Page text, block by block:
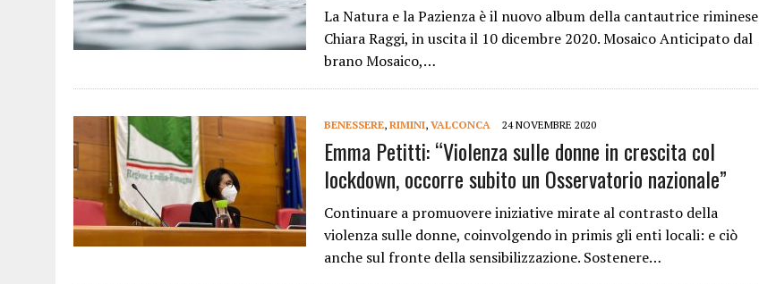
La Natura e la Pazienza è il nuovo album della cantautrice riminese
Chiara Raggi, in uscita il 10 dicembre 2020. Mosaico Anticipato dal
brano Mosaico,…
BENESSERE, RIMINI, VALCONCA 24 NOVEMBRE 2020
Emma Petitti: “Violenza sulle donne in crescita col
lockdown, occorre subito un Osservatorio nazionale”
Continuare a promuovere iniziative mirate al contrasto della
violenza sulle donne, coinvolgendo in primis gli enti locali: e ciò
anche sul fronte della sensibilizzazione. Sostenere…